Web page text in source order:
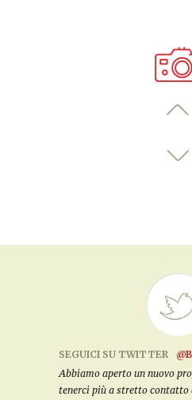
SEGUICI SU TWITTER
Abbiamo aperto un nuovo
tenerci più a stretto contatto